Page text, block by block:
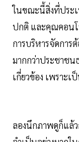
ในขณะนี้สิ่งที่ประ
ปกติ และคุณคอนโ
การบริหารจัดการ
มากกว่าประชาช
เกี่ยวข้อง เพราะ
ลองนึกภาพดูก็แล้ว